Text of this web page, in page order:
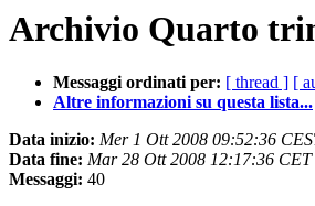
Archivio Quarto
Messaggi ordinati per: [ thread ] [
Altre informazioni su questa lista...
Data inizio: Mer 1 Ott 2008 09:52:36
Data fine: Mar 28 Ott 2008 12:17:36 CET
Messaggi: 40